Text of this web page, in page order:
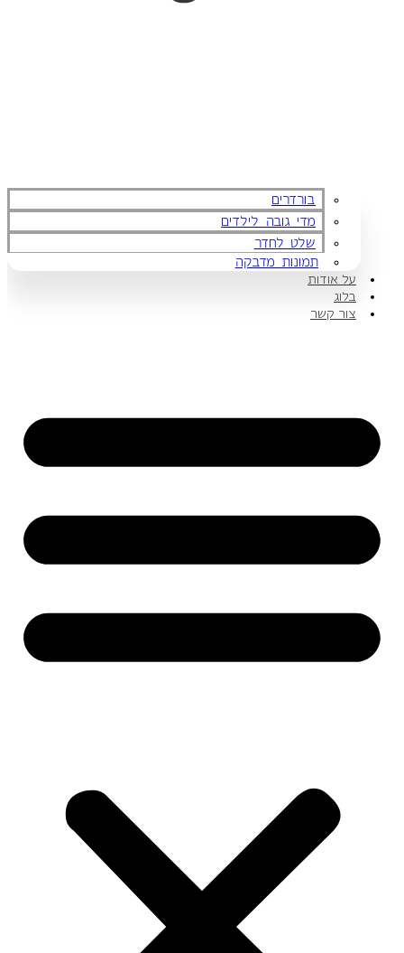
בורדרים
מדי גובה לילדים
שלט לחדר
תמונות מדבקה
על אודות
בלוג
צור קשר